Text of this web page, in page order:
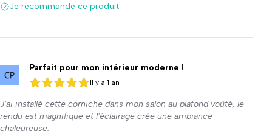
Je recommande ce produit
Parfait pour mon intérieur moderne !
5 sur 5
5 sur 5
Il y a 1 an
J'ai installé cette corniche dans mon salon au plafond voûté, le
rendu est magnifique et l'éclairage crée une ambiance
chaleureuse.